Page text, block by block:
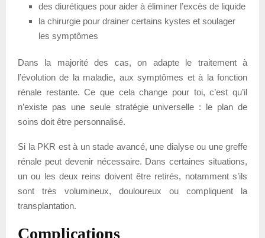
des diurétiques pour aider à éliminer l’excès de liquide
la chirurgie pour drainer certains kystes et soulager
les symptômes
Dans la majorité des cas, on adapte le traitement à
l’évolution de la maladie, aux symptômes et à la fonction
rénale restante. Ce que cela change pour toi, c’est qu’il
n’existe pas une seule stratégie universelle : le plan de
soins doit être personnalisé.
Si la PKR est à un stade avancé, une dialyse ou une greffe
rénale peut devenir nécessaire. Dans certaines situations,
un ou les deux reins doivent être retirés, notamment s’ils
sont très volumineux, douloureux ou compliquent la
transplantation.
Complications